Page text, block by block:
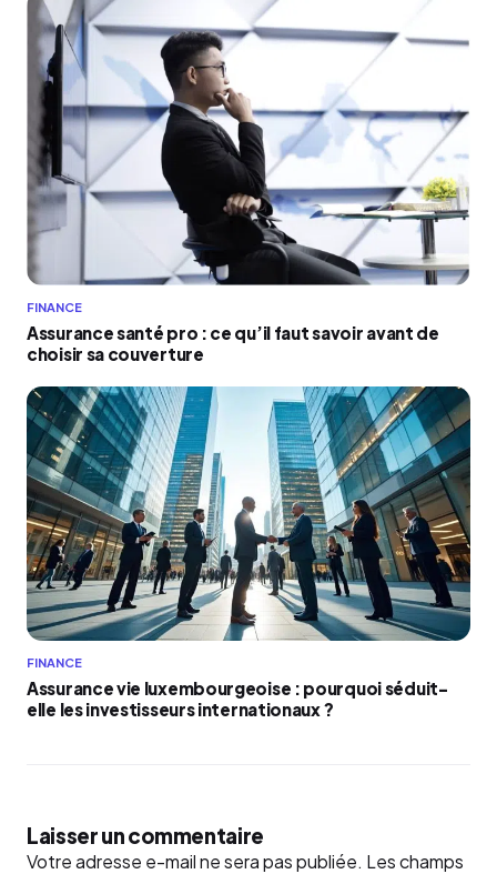
FINANCE
Assurance santé pro : ce qu’il faut savoir avant de
choisir sa couverture
FINANCE
Assurance vie luxembourgeoise : pourquoi séduit-
elle les investisseurs internationaux ?
Laisser un commentaire
Votre adresse e-mail ne sera pas publiée. Les champs